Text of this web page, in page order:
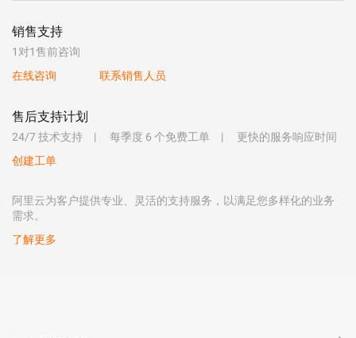
销售支持
1对1售前咨询
在线咨询
联系销售人员
售后支持计划
24/7 技术支持 每季度 6 个免费工单
更快的服务响应时间
创建工单
阿里云为客户提供专业、灵活的支持服务，以满足您多样化的业务
需求。
了解更多